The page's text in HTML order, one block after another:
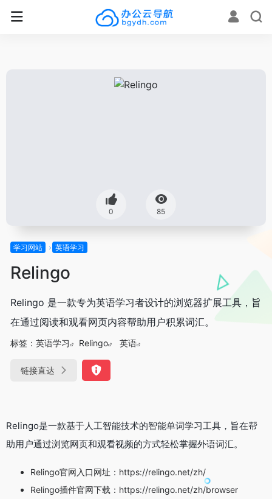
0 85
学习网站 英语学习
Relingo
Relingo 是一款专为英语学习者设计的浏览器扩展工具，旨
在通过阅读和观看网页内容帮助用户积累词汇。
标签： 英语学习 Relingo 英语
链接直达
Relingo是一款基于人工智能技术的智能单词学习工具，旨在帮
助用户通过浏览网页和观看视频的方式轻松掌握外语词汇。
Relingo官网入口网址：https://relingo.net/zh/
Relingo插件官网下载：https://relingo.net/zh/browser